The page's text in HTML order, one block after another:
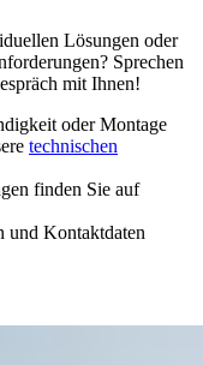
Lösungen oder
Sprechen
mit Ihnen!
oder Montage
technischen
finden Sie auf
und Kontaktdaten